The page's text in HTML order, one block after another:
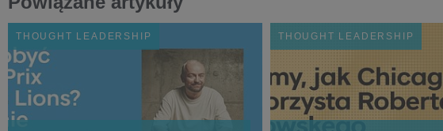
THOUGHT LEADERSHIP THOUGHT LEADERSHIP